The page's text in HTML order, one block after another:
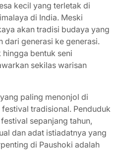
kecil yang terletak di
di India. Meski
akan tradisi budaya yang
dari generasi ke generasi.
bentuk seni
sekilas warisan
paling menonjol di
tradisional. Penduduk
sepanjang tahun,
dan adat istiadatnya yang
di Paushoki adalah